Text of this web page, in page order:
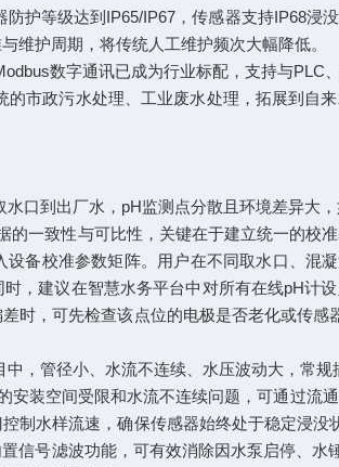
防护等级达到IP65/IP67，传感器支持IP68
维护周期，将传统人工维护频次大幅降低。
数字通讯已成为行业标配，支持与
的市政污水处理、工业废水处理，拓展到
口到出厂水，pH监测点分散且环境差异大
的一致性与可比性，关键在于建立统一的校
设备校准参数矩阵。用户在不同取水口、
，建议在智慧水务平台中对所有在线pH
时，可先检查该点位的电极是否老化或传
，管径小、水流不连续、水压波动大，常
安装空间受限和水流不连续问题，可通过
制水样流速，确保传感器始终处于稳定浸
信号滤波功能，可有效消除因水泵启停、